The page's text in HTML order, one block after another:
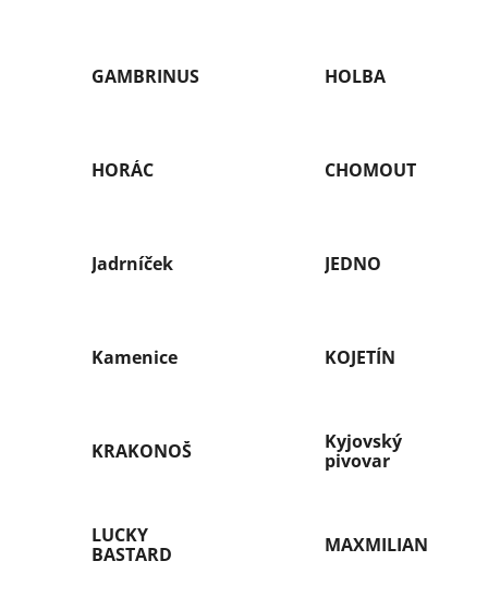
GAMBRINUS HOLBA
HORÁC CHOMOUT
Jadrníček JEDNO
Kamenice KOJETÍN
KRAKONOŠ
Kyjovský
pivovar
LUCKY
BASTARD
MAXMILIAN